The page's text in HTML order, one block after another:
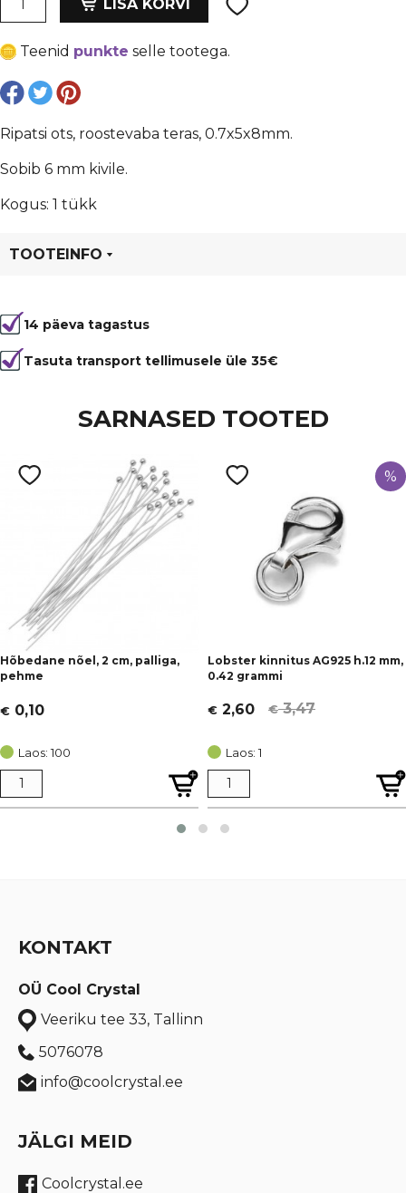
€ 0,10.
€ 0,08.
teras,
0.7x5x8mm
kogus
LISA KORVI
Teenid punkte selle tootega.
Ripatsi ots, roostevaba teras, 0.7x5x8mm.
Sobib 6 mm kivile.
Kogus: 1 tükk
TOOTEINFO
14 päeva tagastus
Tasuta transport tellimusele üle 35€
SARNASED TOOTED
Hõbedane nõel, 2 cm, palliga,
pehme
€ 0,10
Laos: 100
%
Lobster kinnitus AG925 h.12 mm,
0.42 grammi
€3,47
Algne
oli:
€ 3,47.
€ 2,60
Current
is:
€ 2,60.
Laos: 1
KONTAKT
OÜ Cool Crystal
Veeriku tee 33, Tallinn
5076078
info@coolcrystal.ee
JÄLGI MEID
Coolcrystal.ee